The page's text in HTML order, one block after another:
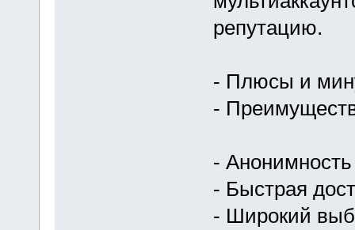
репутацию.
- Плюсы и
-
- Анонимность
- Быстрая
- Широкий